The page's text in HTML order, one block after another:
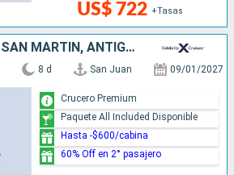
US$ 722 +Tasas
ESTADOS UNIDOS, SAN MARTÍN, ANTIGUA Y BARBUDA, SANTA LUCIA, GRENADA, PUERTO RICO
8 d San Juan 09/01/2027
Crucero Premium
Paquete All Included Disponible
Hasta -$600/cabina
60% Off en 2° pasajero